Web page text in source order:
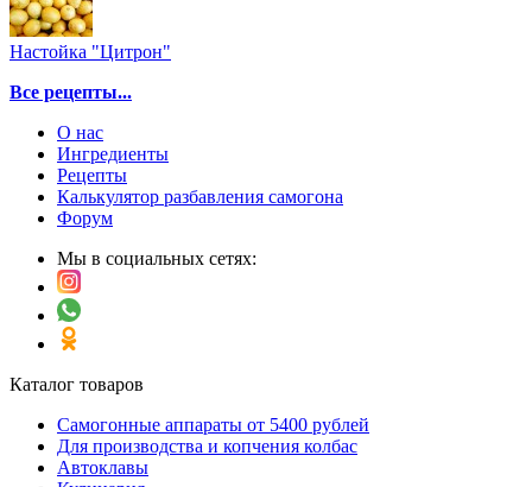
Настойка "Цитрон"
Все рецепты...
О нас
Ингредиенты
Рецепты
Калькулятор разбавления самогона
Форум
Мы в социальных сетях:
Каталог товаров
Самогонные аппараты от 5400 рублей
Для производства и копчения колбас
Автоклавы